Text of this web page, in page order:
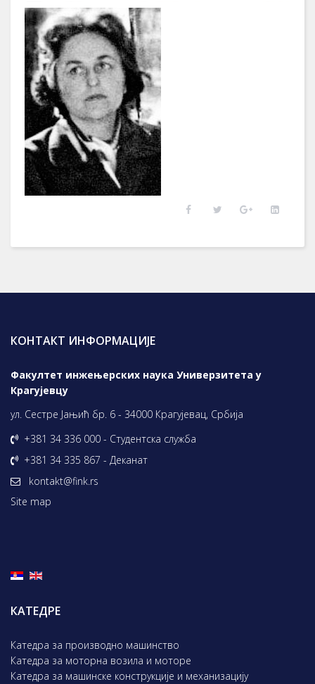
КОНТАКТ ИНФОРМАЦИЈЕ
Факултет инжењерских наука Универзитета у
Крагујевцу
ул. Сестре Јањић бр. 6 - 34000 Крагујевац, Србија
+381 34 336 000 - Студентска служба
+381 34 335 867 - Деканат
kontakt@fink.rs
Site map
КАТЕДРЕ
Катедра за производно машинство
Катедра за моторна возила и моторе
Катедра за машинске конструкције и механизацију